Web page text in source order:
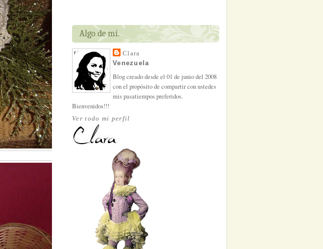
Algo de mí.
Clara
Venezuela
Blog creado desde el 01 de junio del 2008
con el propósito de compartir con ustedes
mis pasatiempos preferidos.
Bienvenidos!!!
Ver todo mi perfil